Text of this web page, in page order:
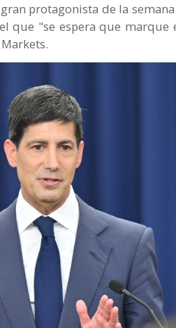
protagonista de la
que "se espera que